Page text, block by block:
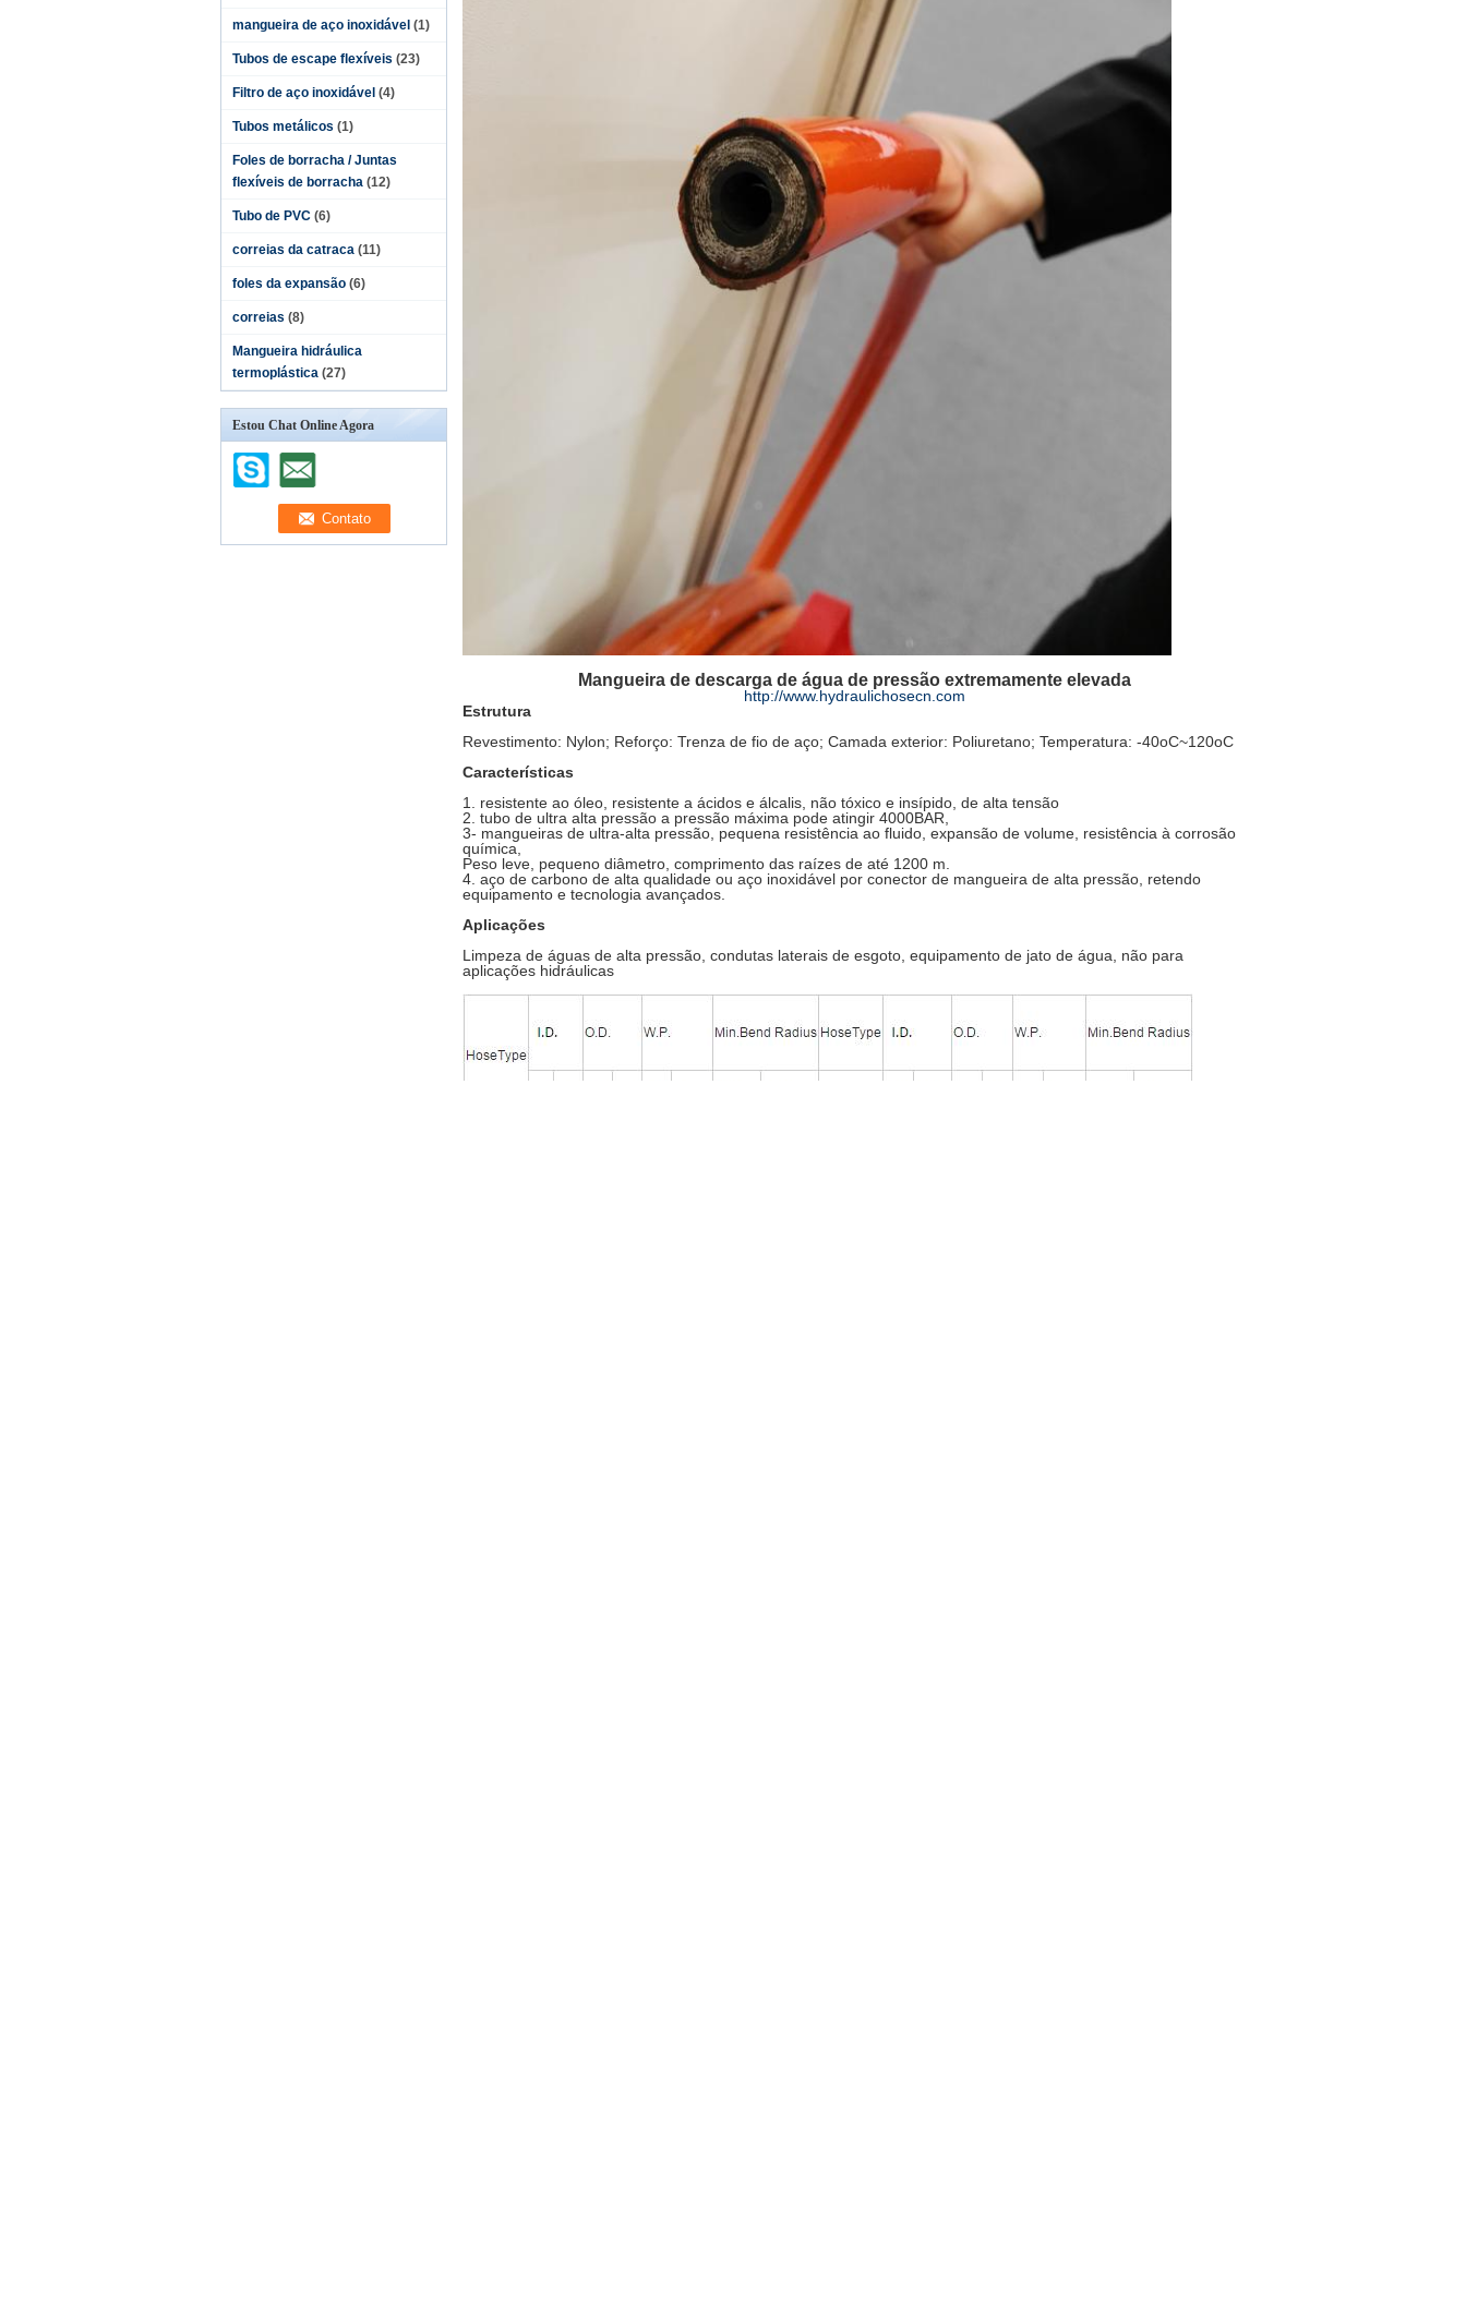
mangueira de aço inoxidável (1)
Tubos de escape flexíveis (23)
Filtro de aço inoxidável (4)
Tubos metálicos (1)
Foles de borracha / Juntas
flexíveis de borracha (12)
Tubo de PVC (6)
correias da catraca (11)
foles da expansão (6)
correias (8)
Mangueira hidráulica
termoplástica (27)
Estou Chat Online Agora
Mangueira de descarga de água de pressão extremamente elevada
http://www.hydraulichosecn.com
Estrutura
Revestimento: Nylon; Reforço: Trenza de fio de aço; Camada exterior: Poliuretano; Temperatura: -40oC~120oC
Características
1. resistente ao óleo, resistente a ácidos e álcalis, não tóxico e insípido, de alta tensão
2. tubo de ultra alta pressão a pressão máxima pode atingir 4000BAR,
3- mangueiras de ultra-alta pressão, pequena resistência ao fluido, expansão de volume, resistência à corrosão
química,
Peso leve, pequeno diâmetro, comprimento das raízes de até 1200 m.
4. aço de carbono de alta qualidade ou aço inoxidável por conector de mangueira de alta pressão, retendo
equipamento e tecnologia avançados.
Aplicações
Limpeza de águas de alta pressão, condutas laterais de esgoto, equipamento de jato de água, não para
aplicações hidráulicas